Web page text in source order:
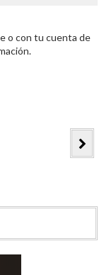
o con tu cuenta de